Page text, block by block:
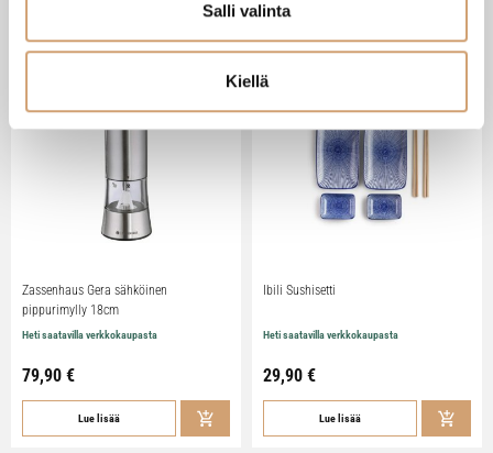
Salli valinta
Kiellä
Zassenhaus Gera sähköinen
pippurimylly 18cm
Heti saatavilla verkkokaupasta
79,90 €
Lue lisää
Ibili Sushisetti
Heti saatavilla verkkokaupasta
29,90 €
Lue lisää